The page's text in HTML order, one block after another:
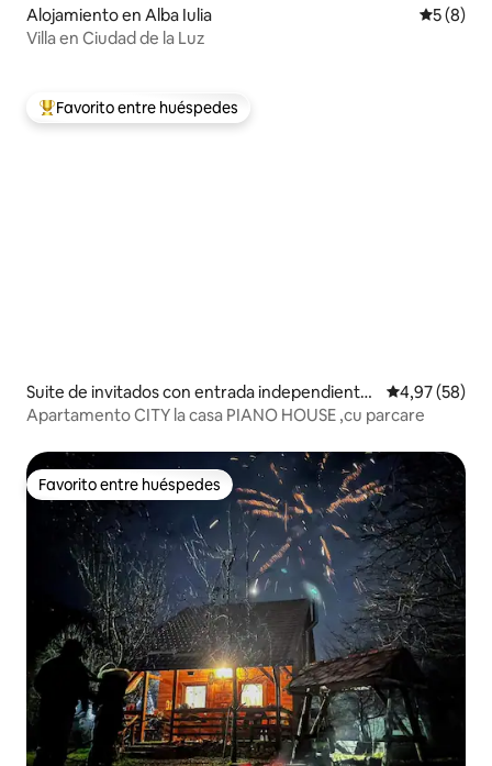
Alojamiento en Alba Iulia
5 (8)
Villa en Ciudad de la Luz
Favorito entre los huéspedes más destacados
Favorito entre huéspedes
Suite de invitados con entrada independiente
en Alba Iulia
Calificación
4,97 (58)
Apartamento CITY la casa PIANO HOUSE ,cu parcare
Favorito entre huéspedes
Favorito entre huéspedes